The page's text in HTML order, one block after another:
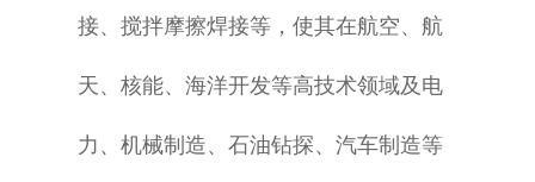
接、搅拌摩擦焊接等，使其在航空、航
天、核能、海洋开发等高技术领域及电
力、机械制造、石油钻探、汽车制造等